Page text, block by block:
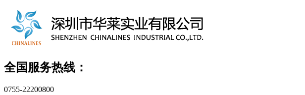
全国服务热线：
0755-22200800